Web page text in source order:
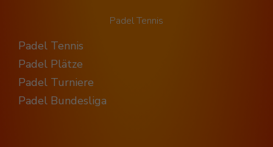
Padel Tennis
Padel Tennis
Padel Plätze
Padel Turniere
Padel Bundesliga